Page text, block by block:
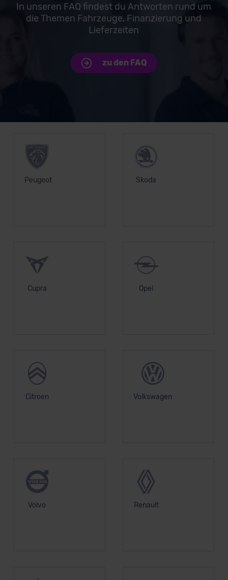
In unseren FAQ findest du Antworten rund um
die Themen Fahrzeuge, Finanzierung und
Lieferzeiten
zu den FAQ
Peugeot Skoda
Cupra Opel
Citroen Volkswagen
Volvo Renault